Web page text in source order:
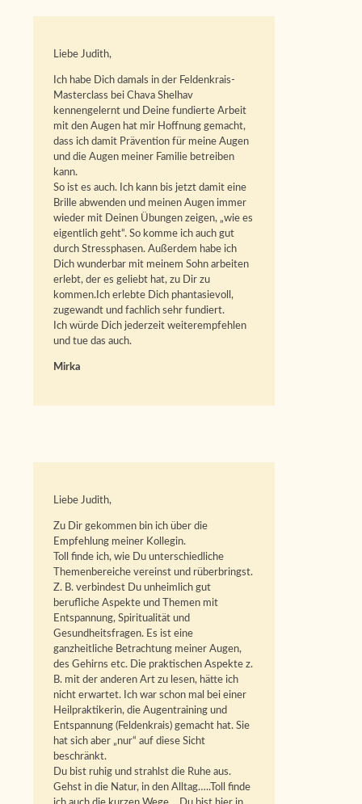
Liebe Judith,
Ich habe Dich damals in der Feldenkrais-
Masterclass bei Chava Shelhav
kennengelernt und Deine fundierte Arbeit
mit den Augen hat mir Hoffnung gemacht,
dass ich damit Prävention für meine Augen
und die Augen meiner Familie betreiben
kann.
So ist es auch. Ich kann bis jetzt damit eine
Brille abwenden und meinen Augen immer
wieder mit Deinen Übungen zeigen, „wie es
eigentlich geht“. So komme ich auch gut
durch Stressphasen. Außerdem habe ich
Dich wunderbar mit meinem Sohn arbeiten
erlebt, der es geliebt hat, zu Dir zu
kommen.Ich erlebte Dich phantasievoll,
zugewandt und fachlich sehr fundiert.
Ich würde Dich jederzeit weiterempfehlen
und tue das auch.
Mirka
Liebe Judith,
Zu Dir gekommen bin ich über die
Empfehlung meiner Kollegin.
Toll finde ich, wie Du unterschiedliche
Themenbereiche vereinst und rüberbringst.
Z. B. verbindest Du unheimlich gut
berufliche Aspekte und Themen mit
Entspannung, Spiritualität und
Gesundheitsfragen. Es ist eine
ganzheitliche Betrachtung meiner Augen,
des Gehirns etc. Die praktischen Aspekte z.
B. mit der anderen Art zu lesen, hätte ich
nicht erwartet. Ich war schon mal bei einer
Heilpraktikerin, die Augentraining und
Entspannung (Feldenkrais) gemacht hat. Sie
hat sich aber „nur“ auf diese Sicht
beschränkt.
Du bist ruhig und strahlst die Ruhe aus.
Gehst in die Natur, in den Alltag…..Toll finde